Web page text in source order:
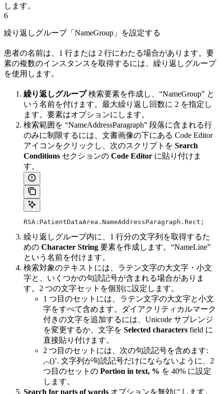
します。
6
繰り返しグループ「NameGroup」を設定する
患者の名前は、1 行または 2 行にわたる場合があります。要
素の複数のインスタンスを取得するには、繰り返しグループ
を使用します。
繰り返しグループ検索要素を作成し、“NameGroup” と
いう名前を付けます。最大繰り返し回数に 2 を指定し
ます。要素はオプションにします。
検索範囲を “NameAddressParagraph” 段落に含まれる行
のみに制限するには、文書画像の下にある Code Editor
アイコンをクリックし、次のスクリプトを Search
Conditions セクションの Code Editor に貼り付けま
す。
RSA:PatientDataArea.NameAddressParagraph.Rect;
繰り返しグループ内に、1 行分の文字列を取得するた
めの Character String 要素を作成します。“NameLine”
という名前を付けます。
検索対象のテキストには、ラテン文字の大文字・小文
字と、いくつかの句読記号が含まれる場合がありま
す。2 つの文字セットを個別に設定します。
1 つ目のセットには、ラテン文字の大文字と小文
字をすべて含めます。ダイアクリティカルマーク
付きの文字を追加するには、Unicode サブレンジ
を変更するか、文字を Selected characters field に
直接貼り付けます。
2 つ目のセットには、次の句読記号を含めます:
,-.()’. 文字列が句読記号だけにならないように、2
つ目のセットの Portion in text, % を 40% に設定
します。
Search for parts of words オプションを無効にします。